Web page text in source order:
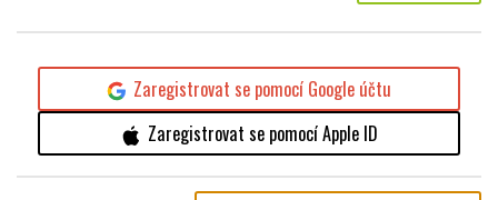
Zaregistrovat se pomocí Google účtu
Zaregistrovat se pomocí Apple ID